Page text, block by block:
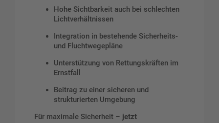
Hohe Sichtbarkeit auch bei schlechten
Lichtverhältnissen
Integration in bestehende Sicherheits-
und Fluchtwegepläne
Unterstützung von Rettungskräften im
Ernstfall
Beitrag zu einer sicheren und
strukturierten Umgebung
Für maximale Sicherheit – jetzt